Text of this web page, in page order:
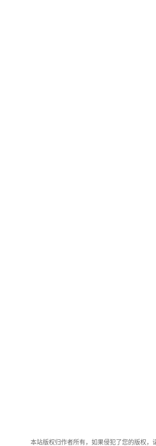
本站版权归作者所有，如果侵犯了您的版权